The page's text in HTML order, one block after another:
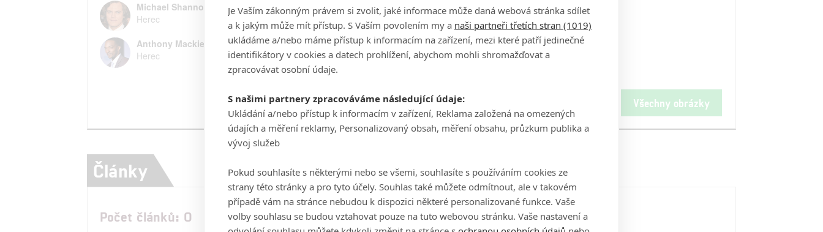
Michael Shannon
Herec
Kim Basinger
Herec
Anthony Mackie
Herec
Celé obsazení Všechny obrázky
Články
Počet článků: 0
Videa
Počet videií: 0
Je Vaším zákonným právem si zvolit, jaké informace může daná webová stránka sdílet
a k jakým může mít přístup. S Vaším povolením my a naši partneři třetích stran (1019)
ukládáme a/nebo máme přístup k informacím na zařízení, mezi které patří jedinečné
identifikátory v cookies a datech prohlížení, abychom mohli shromažďovat a
zpracovávat osobní údaje.
S našimi partnery zpracováváme následující údaje:
Ukládání a/nebo přístup k informacím v zařízení, Reklama založená na omezených
údajích a měření reklamy, Personalizovaný obsah, měření obsahu, průzkum publika a
vývoj služeb
Pokud souhlasíte s některými nebo se všemi, souhlasíte s používáním cookies ze
strany této stránky a pro tyto účely. Souhlas také můžete odmítnout, ale v takovém
případě vám na stránce nebudou k dispozici některé personalizované funkce. Vaše
volby souhlasu se budou vztahovat pouze na tuto webovou stránku. Vaše nastavení a